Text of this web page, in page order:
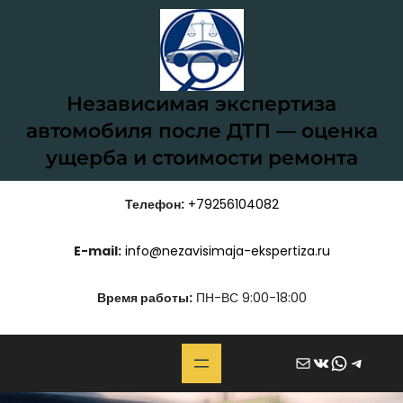
Независимая экспертиза
автомобиля после ДТП — оценка
ущерба и стоимости ремонта
Телефон: +79256104082
E-mail: info@nezavisimaja-ekspertiza.ru
Время работы:ПН-ВС 9:00-18:00
Почта ВКонтакте WhatsApp Telegram